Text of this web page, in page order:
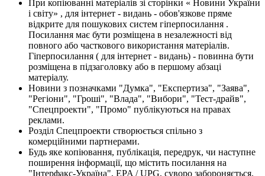
При копіюванні матеріалів зі сторінки « Новини України
і світу» , для інтернет - видань - обов'язкове пряме
відкрите для пошукових систем гіперпосилання .
Посилання має бути розміщена в незалежності від
повного або часткового використання матеріалів.
Гіперпосилання ( для інтернет - видань) - повинна бути
розміщена в підзаголовку або в першому абзаці
матеріалу.
Новини з позначками "Думка", "Експертиза", "Заява",
"Регіони", "Гроші", "Влада", "Вибори", "Тест-драйв",
"Спецпроекти", "Промо" публікуються на правах
реклами.
Розділ Спецпроекти створюється спільно з
комерційними партнерами.
Будь яке копіювання, публікація, передрук, чи наступне
поширення інформації, що містить посилання на
"Інтерфакс-Україна", EPA / UPG, суворо забороняється.